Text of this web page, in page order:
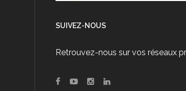
SUIVEZ-NOUS
Retrouvez-nous sur vos réseaux